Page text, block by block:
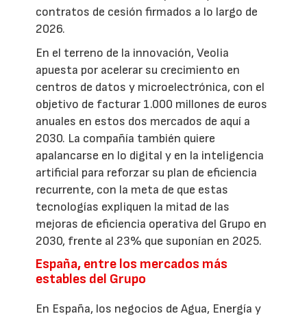
contratos de cesión firmados a lo largo de
2026.
En el terreno de la innovación, Veolia
apuesta por acelerar su crecimiento en
centros de datos y microelectrónica, con el
objetivo de facturar 1.000 millones de euros
anuales en estos dos mercados de aquí a
2030. La compañía también quiere
apalancarse en lo digital y en la inteligencia
artificial para reforzar su plan de eficiencia
recurrente, con la meta de que estas
tecnologías expliquen la mitad de las
mejoras de eficiencia operativa del Grupo en
2030, frente al 23% que suponían en 2025.
España, entre los mercados más
estables del Grupo
En España, los negocios de Agua, Energía y